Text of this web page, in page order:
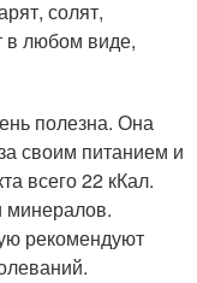
солят,
в любом виде,
полезна. Она
своим питанием и
всего 22 кКал.
минералов.
рекомендуют